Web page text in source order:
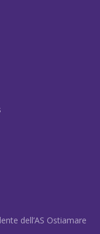
dell’AS Ostiamare